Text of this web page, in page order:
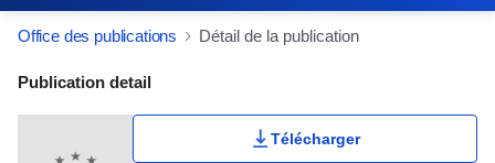
Office des publications Détail de la publication
Publication Detail Actions Portlet
Publication detail
Télécharger